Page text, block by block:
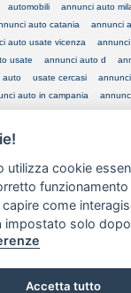
automobili annunci auto
auto catania annunci
auto usate vicenza
usate annunci auto d
auto usate cercasi
auto in campania
auto campania annunci
campania
gratis vendita auto prezzi
XML FEED
this on
utilizza cookie
come
impostato solo
Accetta tutto